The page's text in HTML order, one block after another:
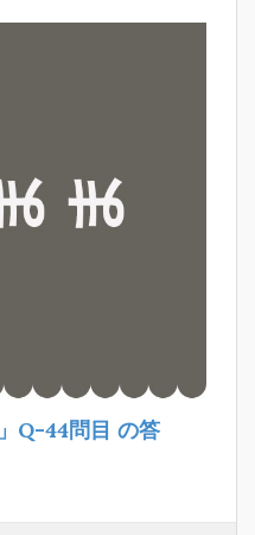
Q-44問目 の答